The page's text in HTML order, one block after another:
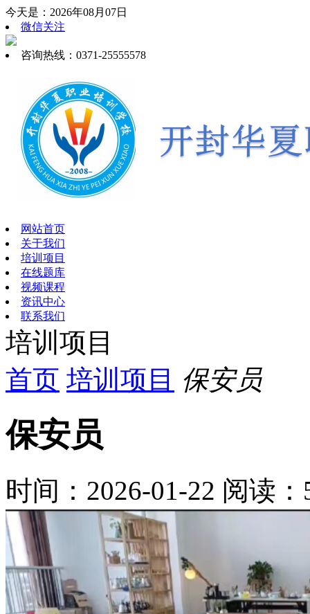
今天是：2026年08月07日
微信关注
咨询热线：0371-25555578
网站首页
关于我们
培训项目
在线题库
视频课程
资讯中心
联系我们
培训项目
首页 培训项目 保安员
保安员
时间：2026-01-22 阅读：